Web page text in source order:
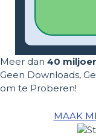
Meer dan 40
Geen Downloads,
om te Proberen!
MAAK